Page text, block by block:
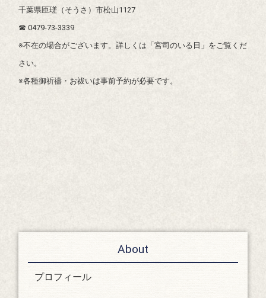
千葉県匝瑳（そうさ）市松山1127
☎ 0479-73-3339
※不在の場合がございます。詳しくは「宮司のいる日」をご覧くだ
さい。
※各種御祈禱・お祓いは事前予約が必要です。
About
プロフィール